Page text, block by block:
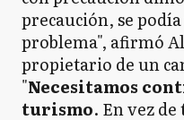
precaución, se
problema", afirmó
propietario de un
"Necesitamos
turismo. En vez